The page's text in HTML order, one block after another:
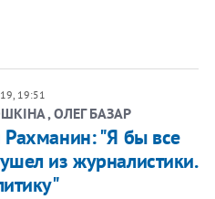
19:51
, ОЛЕГ БАЗАР
Рахманин: "Я бы все
из журналистики.